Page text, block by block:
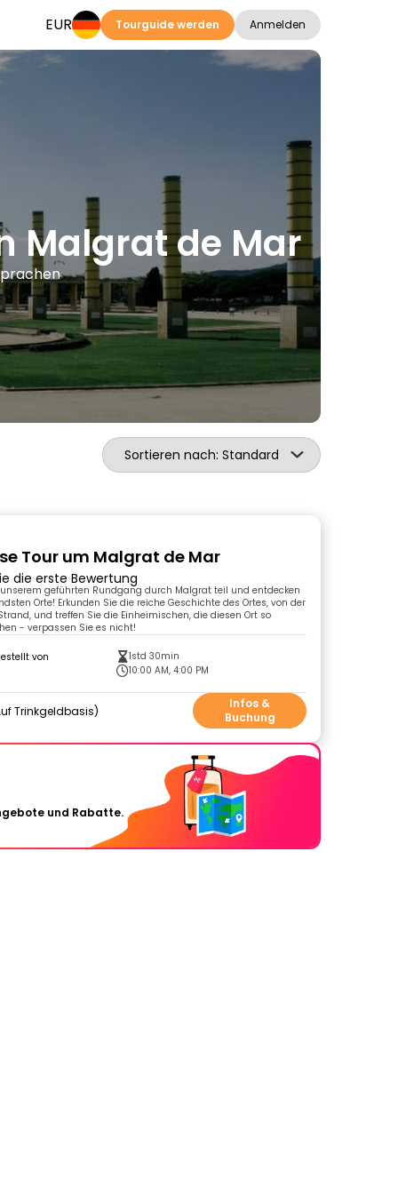
EUR Tourguide werden Anmelden
Malgrat de Mar
Sortieren nach: Standard
Tour um Malgrat de Mar
die erste Bewertung
geführten Rundgang durch Malgrat teil und entdecken
Orte! Erkunden Sie die reiche Geschichte des Ortes, von der
und treffen Sie die Einheimischen, die diesen Ort so
- verpassen Sie es nicht!
von
1std 30min
10:00 AM, 4:00 PM
Trinkgeldbasis
Infos &
Buchung
und Rabatte.